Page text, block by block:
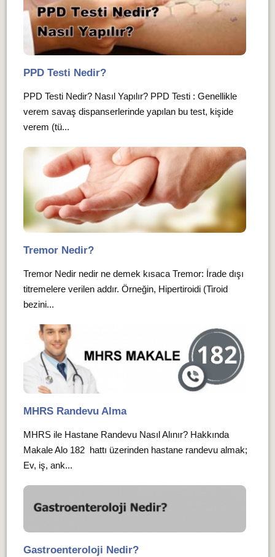
PPD Testi Nedir?
PPD Testi Nedir? Nasıl Yapılır? PPD Testi : Genellikle
verem savaş dispanserlerinde yapılan bu test, kişide
verem (tü...
Tremor Nedir?
Tremor Nedir nedir ne demek kısaca Tremor: İrade dışı
titremelere verilen addır. Örneğin, Hipertiroidi (Tiroid
bezini...
MHRS Randevu Alma
MHRS ile Hastane Randevu Nasıl Alınır? Hakkında
Makale Alo 182 hattı üzerinden hastane randevu almak;
Ev, iş, ank...
Gastroenteroloji Nedir?